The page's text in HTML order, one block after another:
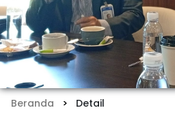
Beranda Detail